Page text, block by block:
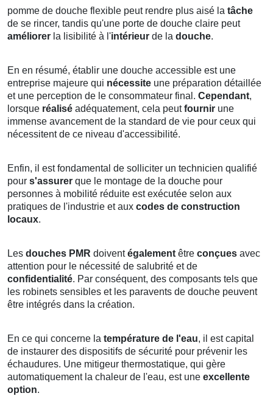
pomme de douche flexible peut rendre plus aisé la tâche
de se rincer, tandis qu'une porte de douche claire peut
améliorer la lisibilité à l'intérieur de la douche.
En en résumé, établir une douche accessible est une
entreprise majeure qui nécessite une préparation détaillée
et une perception de le consommateur final. Cependant,
lorsque réalisé adéquatement, cela peutfournir une
immense avancement de la standard de vie pour ceux qui
nécessitent de ce niveau d'accessibilité.
Enfin, il est fondamental de solliciter un technicien qualifié
pour s'assurer que le montage de la douche pour
personnes à mobilité réduite est exécutée selon aux
pratiques de l'industrie et aux codes de construction
locaux.
Les douches PMR doiventégalement être conçues avec
attention pour le nécessité de salubrité et de
confidentialité. Par conséquent, des composants tels que
les robinets sensibles et les paravents de douche peuvent
être intégrés dans la création.
En ce qui concerne la température de l'eau, il est capital
de instaurer des dispositifs de sécurité pour prévenir les
échaudures. Une mitigeur thermostatique, qui gère
automatiquement la chaleur de l'eau, est une excellente
option.